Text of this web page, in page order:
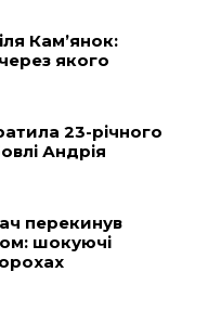
Кам’янок:
якого
23-річного
Андрія
перекинув
шокуючі